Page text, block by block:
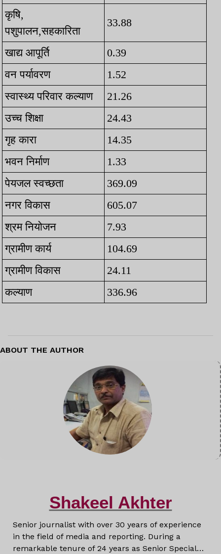
कृषि,
पशुपालन,सहकारिता
33.88
खाद्य आपूर्ति
0.39
वन पर्यावरण
1.52
स्वास्थ्य परिवार कल्याण
21.26
उच्च शिक्षा
24.43
गृह कारा
14.35
भवन निर्माण
1.33
पेयजल स्वच्छता
369.09
नगर विकास
605.07
श्रम नियोजन
7.93
ग्रामीण कार्य
104.69
ग्रामीण विकास
24.11
कल्याण
336.96
ABOUT THE AUTHOR
Shakeel Akhter
Senior journalist with over 30 years of experience
in the field of media and reporting. During a
remarkable tenure of 24 years as Senior Special